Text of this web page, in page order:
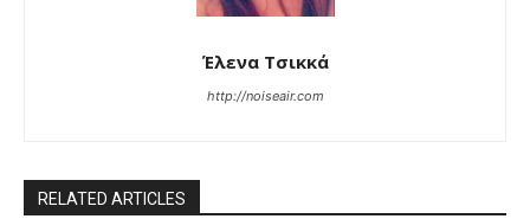
Έλενα Τσικκά
http://noiseair.com
RELATED ARTICLES